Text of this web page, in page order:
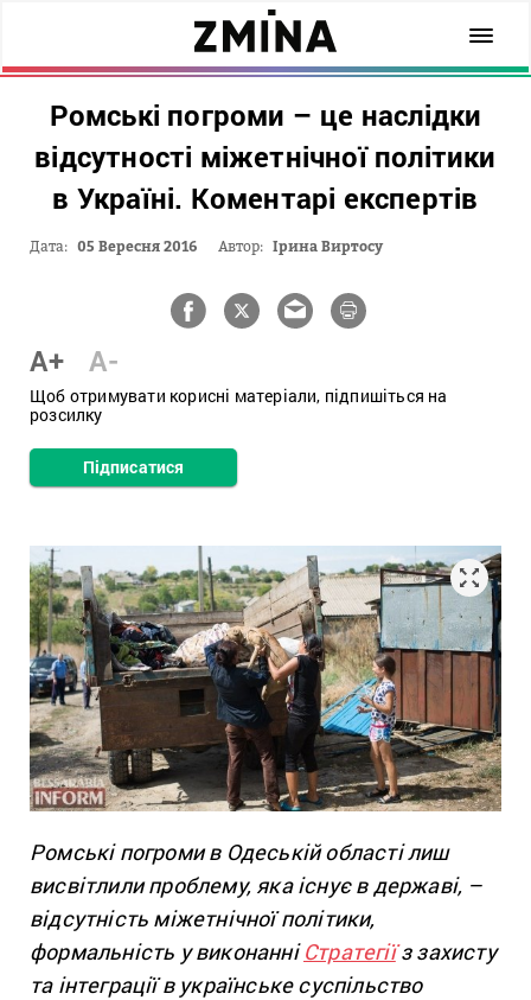
Ромські погроми – це наслідки
відсутності міжетнічної політики
в Україні. Коментарі експертів
Дата: 05 Вересня 2016 Автор: Ірина Виртосу
A+ A-
Щоб отримувати корисні матеріали, підпишіться на
розсилку
Підписатися
Ромські погроми в Одеській області лиш
висвітлили проблему, яка існує в державі, –
відсутність міжетнічної політики,
формальність у виконанніСтратегіїз захисту
та інтеграції в українське суспільство